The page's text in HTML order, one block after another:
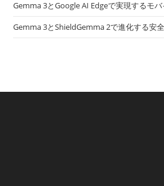
Gemma 3とGoogle AI Edgeで実現するモ
Gemma 3とShieldGemma 2で進化する安